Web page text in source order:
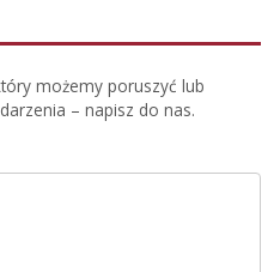
możemy poruszyć lub
– napisz do nas.